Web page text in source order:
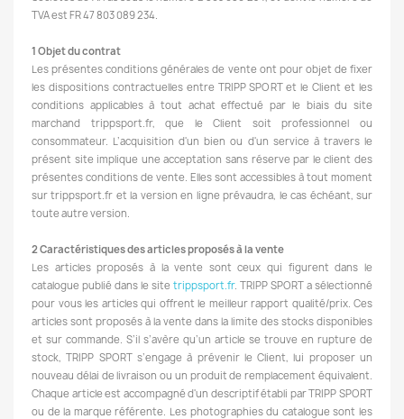
TVA est FR 47 803 089 234.
1 Objet du contrat
Les présentes conditions générales de vente ont pour objet de fixer
les dispositions contractuelles entre TRIPP SPORT et le Client et les
conditions applicables à tout achat effectué par le biais du site
marchand trippsport.fr, que le Client soit professionnel ou
consommateur. L’acquisition d'un bien ou d'un service à travers le
présent site implique une acceptation sans réserve par le client des
présentes conditions de vente. Elles sont accessibles à tout moment
sur trippsport.fr et la version en ligne prévaudra, le cas échéant, sur
toute autre version.
2 Caractéristiques des articles proposés à la vente
Les articles proposés à la vente sont ceux qui figurent dans le
catalogue publié dans le site trippsport.fr. TRIPP SPORT a sélectionné
pour vous les articles qui offrent le meilleur rapport qualité/prix. Ces
articles sont proposés à la vente dans la limite des stocks disponibles
et sur commande. S’il s’avère qu’un article se trouve en rupture de
stock, TRIPP SPORT s’engage à prévenir le Client, lui proposer un
nouveau délai de livraison ou un produit de remplacement équivalent.
Chaque article est accompagné d'un descriptif établi par TRIPP SPORT
ou de la marque référente. Les photographies du catalogue sont les